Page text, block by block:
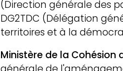
(Direction générale des
DG2TDC (Délégation
territoires et à la
Ministère de la Cohésion